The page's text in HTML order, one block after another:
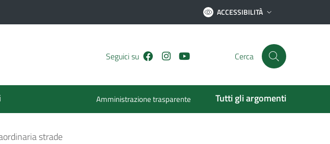
ACCESSIBILITÀ
Seguici su Facebook
Instagram Cerca
Amministrazione trasparente Tutti gli argomenti
strade